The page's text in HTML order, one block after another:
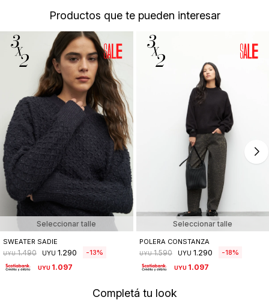
Productos que te pueden interesar
Seleccionar talle
SWEATER SADIE
UYU 1.490 UYU 1.290 13
UYU 1.097
Seleccionar talle
POLERA CONSTANZA
UYU 1.590 UYU 1.290 18
UYU 1.097
Completá tu look